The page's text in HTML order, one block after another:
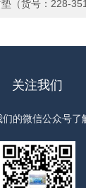
（货号：228-
关注我们
的微信公众号了